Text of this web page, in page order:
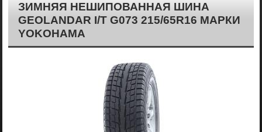
ЗИМНЯЯ НЕШИПОВАННАЯ ШИНА
GEOLANDAR I/T G073 215/65R16 МАРКИ
YOKOHAMA